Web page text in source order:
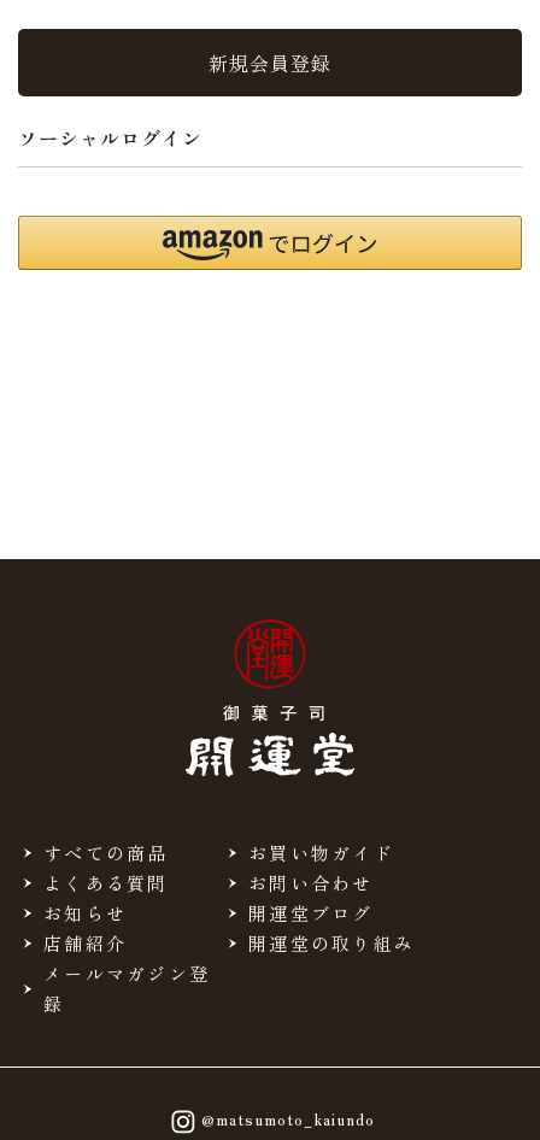
新規会員登録
ソーシャルログイン
すべての商品
お買い物ガイド
よくある質問
お問い合わせ
お知らせ
開運堂ブログ
店舗紹介
開運堂の取り組み
メールマガジン登
録
@matsumoto_kaiundo